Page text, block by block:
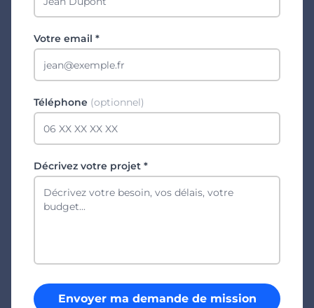
Votre email *
Téléphone (optionnel)
Décrivez votre projet *
Envoyer ma demande de mission